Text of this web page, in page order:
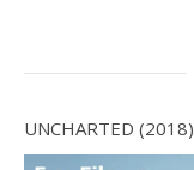
UNCHARTED (2018)